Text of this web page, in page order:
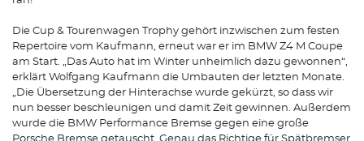
Die Cup & Tourenwagen Trophy gehört inzwischen zum festen
Repertoire vom Kaufmann, erneut war er im BMW Z4 M Coupe
am Start. „Das Auto hat im Winter unheimlich dazu gewonnen“,
erklärt Wolfgang Kaufmann die Umbauten der letzten Monate.
„Die Übersetzung der Hinterachse wurde gekürzt, so dass wir
nun besser beschleunigen und damit Zeit gewinnen. Außerdem
wurde die BMW Performance Bremse gegen eine große
Porsche Bremse getauscht. Genau das Richtige für Spätbremser